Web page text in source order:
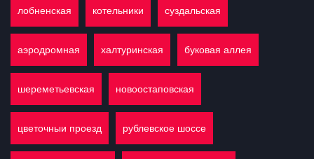
лобненская котельники суздальская
аэродромная халтуринская буковая аллея
шереметьевская новоостаповская
цветочныи проезд рублевское шоссе